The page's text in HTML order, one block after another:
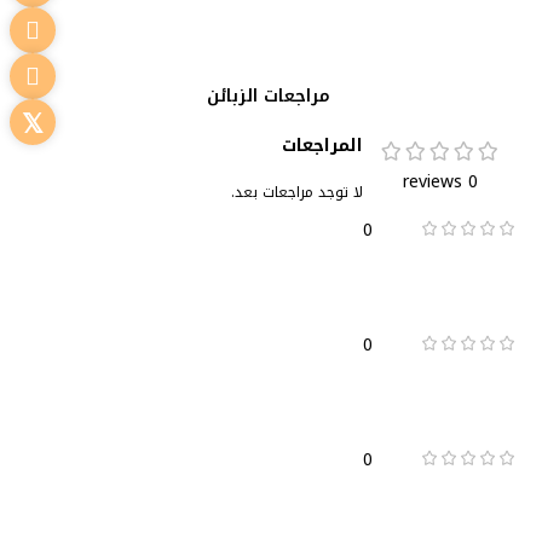
مراجعات الزبائن
0 reviews
0
0
0
المراجعات
لا توجد مراجعات بعد.